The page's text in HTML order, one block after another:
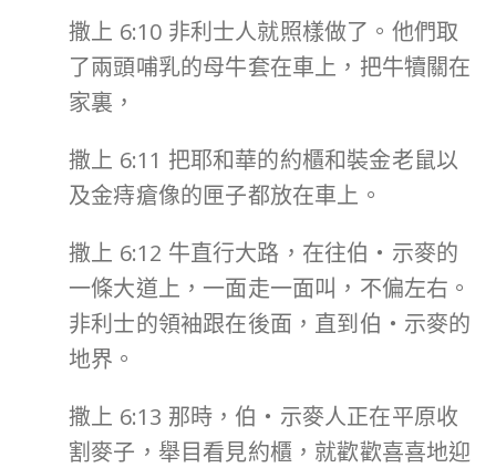
撒上 6:10 非利士人就照樣做了。他們取
了兩頭哺乳的母牛套在車上，把牛犢關在
家裏，
撒上 6:11 把耶和華的約櫃和裝金老鼠以
及金痔瘡像的匣子都放在車上。
撒上 6:12 牛直行大路，在往伯‧示麥的
一條大道上，一面走一面叫，不偏左右。
非利士的領袖跟在後面，直到伯‧示麥的
地界。
撒上 6:13 那時，伯‧示麥人正在平原收
割麥子，舉目看見約櫃，就歡歡喜喜地迎